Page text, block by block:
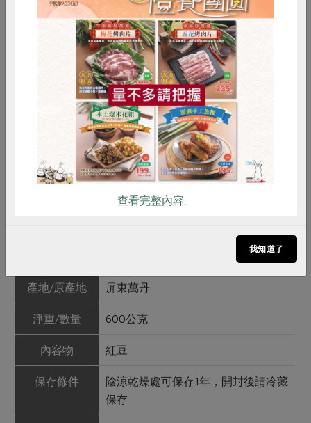
乾枯，根層失去了吸附作用，無法將土壤固著，若遇大雨
或大水，將會被沖刷；另外，因土壤表層的植被完全枯
死，地表無法涵養水分，土壤會呈硬化狀態。 三、造成
雜草相的改變：因為除草劑的不同，對雜草的抑制也不一
樣，因此，會改變區域的雜草相，甚至造成雜草的抗葯
性，變成無敵厲害的超級雜草。 四、最嚴重的恐怕是對
環境的污染，除草劑的過量使用，除了造成地下水的污染
外，也會間接影響到消費者的健康！
產品規格(*為合作社指定原料)
產地/原產地 屏東萬丹
淨重/數量 600公克
內容物 紅豆
保存條件
陰涼乾燥處可保存1年，開封後請冷藏
保存
RPET 食譜 減硝酸鹽
雞蛋 食安 共同購買
查看完整內容..
我知道了